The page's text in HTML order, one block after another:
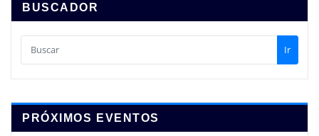
BUSCADOR
Ir
PRÓXIMOS EVENTOS